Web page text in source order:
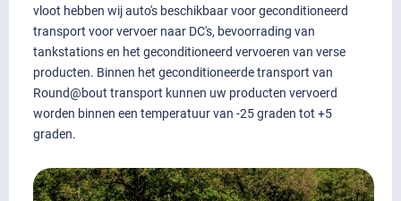
vloot hebben wij auto's beschikbaar voor geconditioneerd
transport voor vervoer naar DC's, bevoorrading van
tankstations en het geconditioneerd vervoeren van verse
producten. Binnen het geconditioneerde transport van
Round@bout transport kunnen uw producten vervoerd
worden binnen een temperatuur van -25 graden tot +5
graden.